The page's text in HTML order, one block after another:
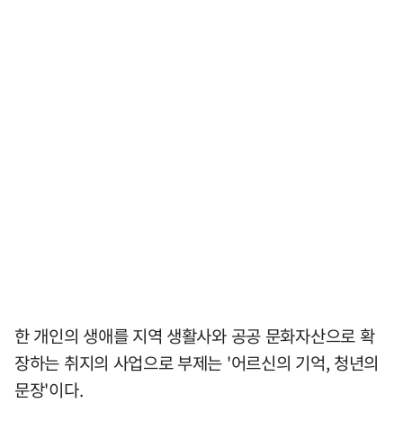
한 개인의 생애를 지역 생활사와 공공 문화자산으로 확
장하는 취지의 사업으로 부제는 '어르신의 기억, 청년의
문장'이다.